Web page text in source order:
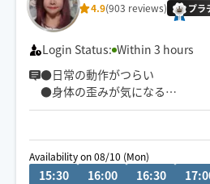
4.9(903 reviews) プラ
Login Status: Within 3 hours
●日常の動作がつらい
●身体の歪みが気になる
●趣味や仕事のパフォーマンス
どんなお悩みにも真摯に向き合
客様の気になる所をその場しの
応させて頂きます
Availability on 08/10 (Mon)
15:30 16:00 16:30